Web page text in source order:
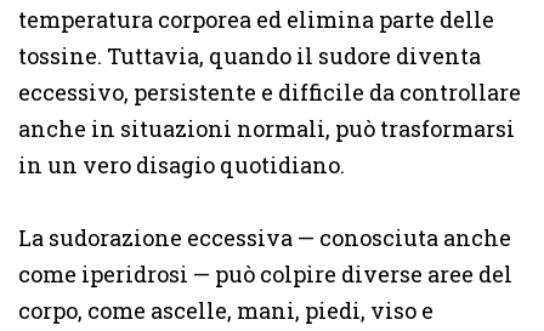
temperatura corporea ed elimina parte delle
tossine. Tuttavia, quando il sudore diventa
eccessivo, persistente e difficile da controllare
anche in situazioni normali, può trasformarsi
in un vero disagio quotidiano.
La sudorazione eccessiva — conosciuta anche
come iperidrosi — può colpire diverse aree del
corpo, come ascelle, mani, piedi, viso e